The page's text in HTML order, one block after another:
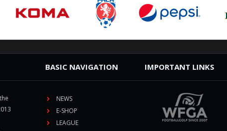
BASIC NAVIGATION
NEWS
E-SHOP
LEAGUE
IMPORTANT LINKS